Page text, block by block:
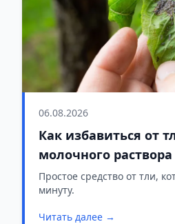
06.08.2026
Как избавиться от
молочного раствора
Простое средство от тли,
минуту.
Читать далее →